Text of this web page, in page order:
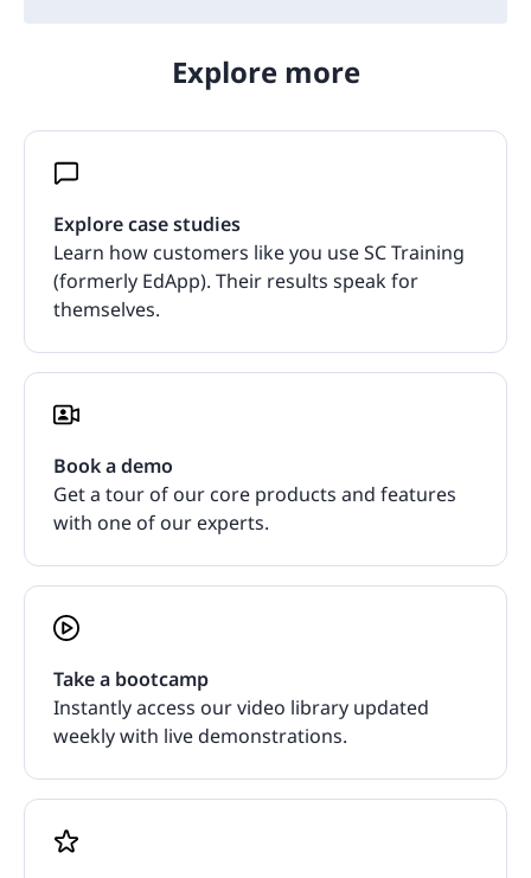
Explore more
Explore case studies
Learn how customers like you use SC Training
(formerly EdApp). Their results speak for
themselves.
Book a demo
Get a tour of our core products and features
with one of our experts.
Take a bootcamp
Instantly access our video library updated
weekly with live demonstrations.